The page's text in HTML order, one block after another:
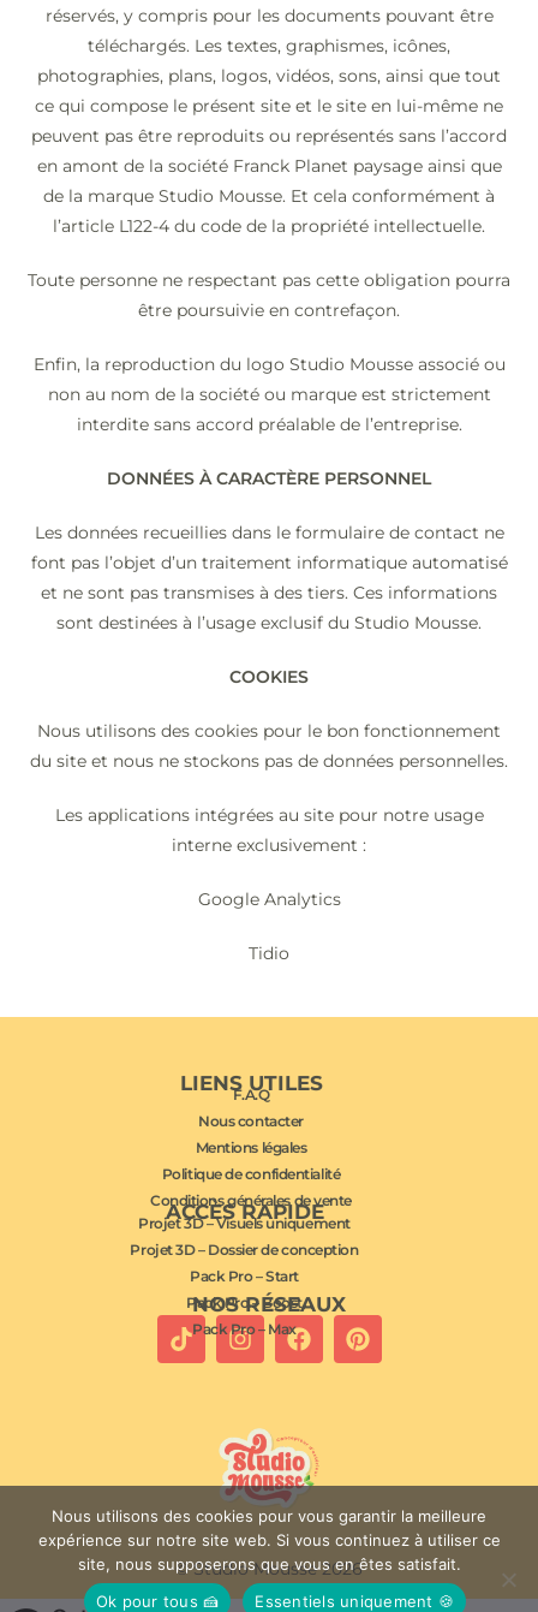
réservés, y compris pour les documents pouvant être
téléchargés. Les textes, graphismes, icônes,
photographies, plans, logos, vidéos, sons, ainsi que tout
ce qui compose le présent site et le site en lui-même ne
peuvent pas être reproduits ou représentés sans l’accord
en amont de la société Franck Planet paysage ainsi que
de la marque Studio Mousse. Et cela conformément à
l’article L122-4 du code de la propriété intellectuelle.
Toute personne ne respectant pas cette obligation pourra
être poursuivie en contrefaçon.
Enfin, la reproduction du logo Studio Mousse associé ou
non au nom de la société ou marque est strictement
interdite sans accord préalable de l’entreprise.
DONNÉES À CARACTÈRE PERSONNEL
Les données recueillies dans le formulaire de contact ne
font pas l’objet d’un traitement informatique automatisé
et ne sont pas transmises à des tiers. Ces informations
sont destinées à l’usage exclusif du Studio Mousse.
COOKIES
Nous utilisons des cookies pour le bon fonctionnement
du site et nous ne stockons pas de données personnelles.
Les applications intégrées au site pour notre usage
interne exclusivement :
Google Analytics
Tidio
NOS RÉSEAUX
ACCÈS RAPIDE
Projet 3D – Visuels uniquement
Projet 3D – Dossier de conception
Pack Pro – Start
Pack Pro – Boost
Pack Pro – Max
LIENS UTILES
F.A.Q
Nous contacter
Mentions légales
Politique de confidentialité
Conditions générales de vente
© Studio Mousse 2026
Nous utilisons des cookies pour vous garantir la meilleure
expérience sur notre site web. Si vous continuez à utiliser ce
site, nous supposerons que vous en êtes satisfait.
Ok pour tous 🍰
Essentiels uniquement 🍪